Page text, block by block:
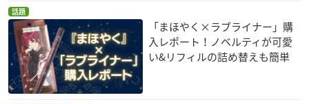
話題
「まほやく×ラブライナー」購
入レポート！ノベルティが可愛
い&リフィルの詰め替えも簡単